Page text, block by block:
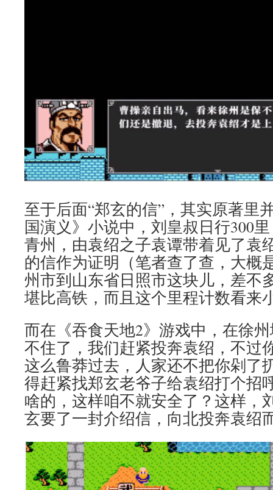
至于后面“郑玄的信”，其实原著里
国演义》小说中，刘皇叔日行300
青州，由袁绍之子袁谭带着见了袁
的信作为证明（笔者查了查，大概
州市到山东省日照市这块儿，差不
堪比高铁，而且这个里程计数看来
而在《吞食天地2》游戏中，在徐
不住了，我们赶紧投奔袁绍，不过
这么鲁莽过去，人家还不把你剁了
得赶紧找郑玄老爷子给袁绍打个招
啥的，这样咱不就安全了？这样，
玄要了一封介绍信，向北投奔袁绍